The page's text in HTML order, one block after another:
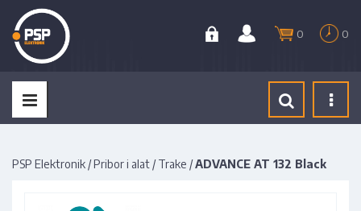
0 0
PSP Elektronik /Pribor i alat / Trake /ADVANCE AT 132 Black